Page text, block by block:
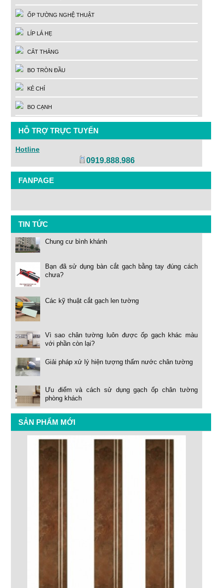
ỐP TƯỜNG NGHỆ THUẬT
LÍP LÁ HẸ
CẮT THẲNG
BO TRÒN ĐẦU
KẺ CHỈ
BO CẠNH
HỖ TRỢ TRỰC TUYẾN
Hotline
0919.888.986
FANPAGE
TIN TỨC
Chung cư bình khánh
Bạn đã sử dụng bàn cắt gạch bằng tay đúng cách
chưa?
Các kỹ thuật cắt gạch len tường
Vì sao chân tường luôn được ốp gạch khác màu
với phần còn lại?
Giải pháp xử lý hiện tượng thấm nước chân tường
Ưu điểm và cách sử dụng gạch ốp chân tường
phòng khách
SẢN PHẨM MỚI